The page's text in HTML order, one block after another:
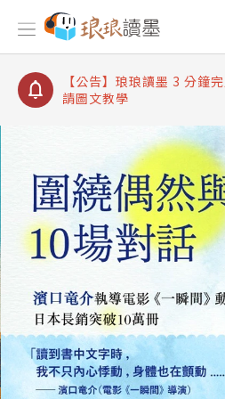
【公告】琅琅讀墨書櫃開通
【公告】琅琅讀墨 3 分鐘
【公告】琅琅書店服務升
查詢
【公告】琅琅讀墨數位閱